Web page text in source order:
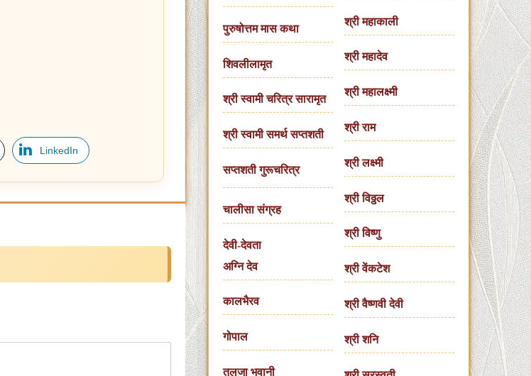
LinkedIn
पुरुषोत्तम मास कथा
शिवलीलामृत
श्री स्वामी चरित्र सारामृत
श्री स्वामी समर्थ सप्तशती
सप्तशती गुरूचरित्र
चालीसा संग्रह
देवी-देवता
अग्नि देव
कालभैरव
गोपाल
तुलजा भवानी
श्री महाकाली
श्री महादेव
श्री महालक्ष्मी
श्री राम
श्री लक्ष्मी
श्री विठ्ठल
श्री विष्णु
श्री वेंकटेश
श्री वैष्णवी देवी
श्री शनि